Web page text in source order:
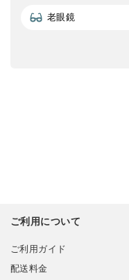
老眼鏡
ご利用について
ご利用ガイド
配送料金